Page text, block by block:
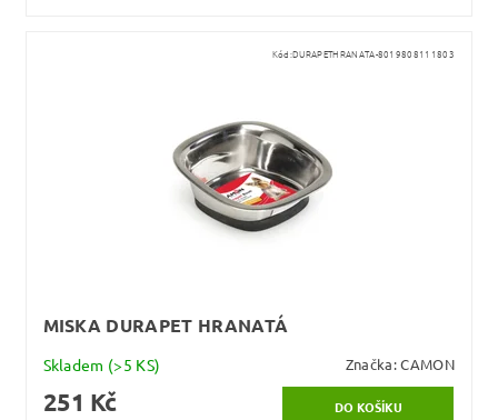
Kód:DURAPETHRANATA-8019808111803
MISKA DURAPET HRANATÁ
Skladem (>5 KS) Značka:CAMON
251 Kč